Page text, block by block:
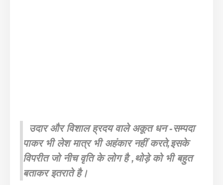
उदार और विशाल ह्रदय वाले अकूत धन -सम्पदा
पाकर भी लेश मात्र भी अहंकार नहीं करते,इसके
विपरीत जो नीच वृति के लोग है ,थोड़े को भी बहुत
बताकर इतराते है।